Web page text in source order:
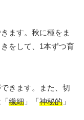
ます。秋に種をま
をして、1本ずつ育
きます。また、切
繊細 」「神秘的 」